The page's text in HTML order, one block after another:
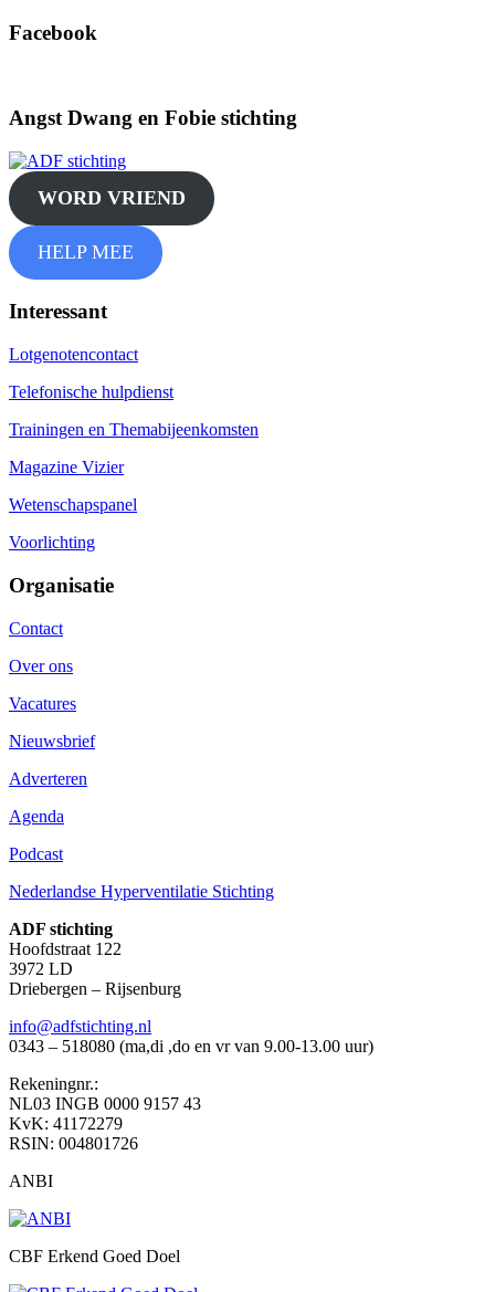
Facebook
Angst Dwang en Fobie stichting
WORD VRIEND
HELP MEE
Interessant
Lotgenotencontact
Telefonische hulpdienst
Trainingen en Themabijeenkomsten
Magazine Vizier
Wetenschapspanel
Voorlichting
Organisatie
Contact
Over ons
Vacatures
Nieuwsbrief
Adverteren
Agenda
Podcast
Nederlandse Hyperventilatie Stichting
ADF stichting
Hoofdstraat 122
3972 LD
Driebergen – Rijsenburg
info@adfstichting.nl
0343 – 518080 (ma,di ,do en vr van 9.00-13.00 uur)
Rekeningnr.:
NL03 INGB 0000 9157 43
KvK: 41172279
RSIN: 004801726
ANBI
CBF Erkend Goed Doel